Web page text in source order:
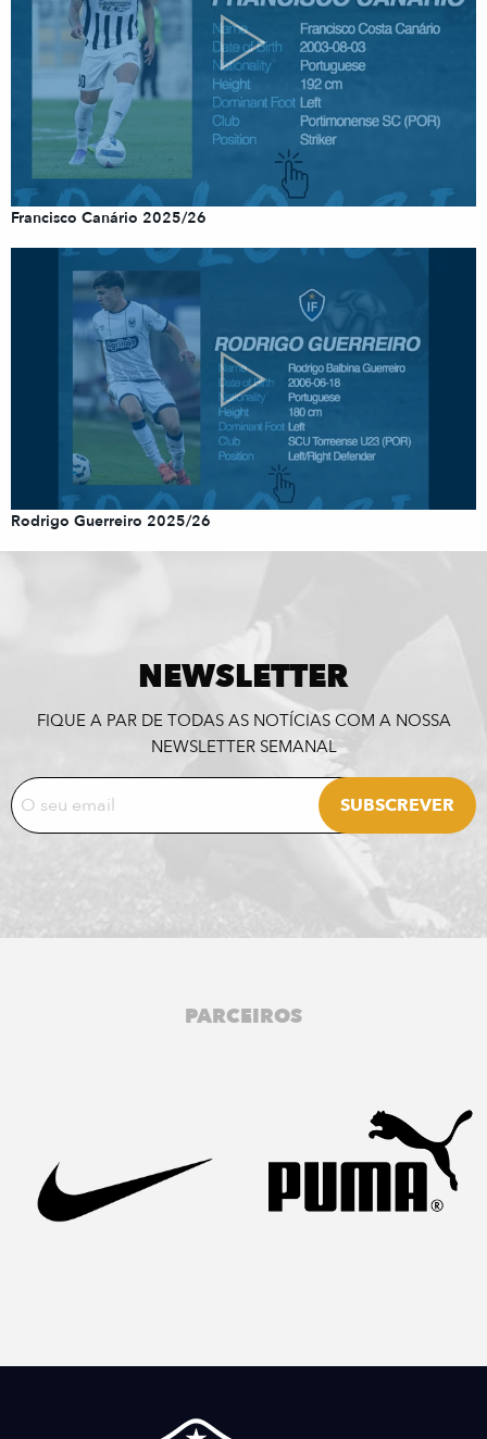
Francisco Canário 2025/26
Rodrigo Guerreiro 2025/26
NEWSLETTER
FIQUE A PAR DE TODAS AS NOTÍCIAS COM A NOSSA
NEWSLETTER SEMANAL
PARCEIROS